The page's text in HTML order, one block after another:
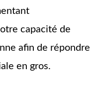
capacité de
afin de répondre
en gros.